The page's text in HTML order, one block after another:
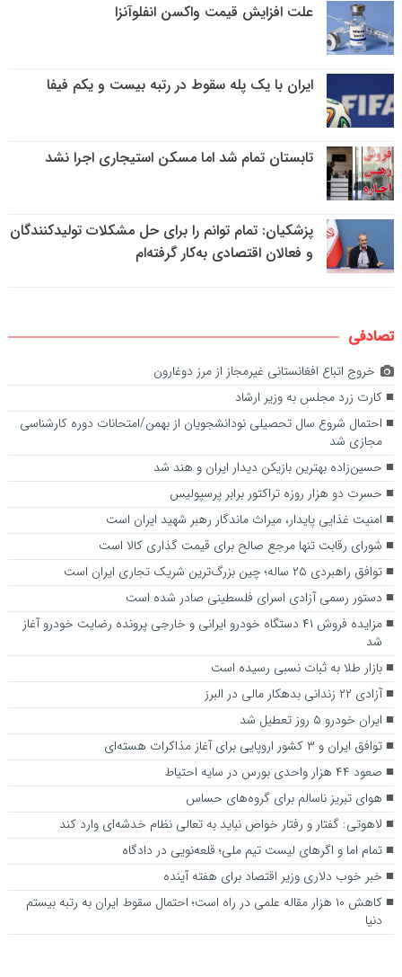
علت افزایش قیمت واکسن انفلوآنزا
ایران با یک پله سقوط در رتبه بیست و یکم فیفا
تابستان تمام شد اما مسکن استیجاری اجرا نشد
پزشکیان: تمام توانم را برای حل مشکلات تولیدکنندگان
و فعالان اقتصادی به‌کار گرفته‌ام
تصادفی
خروج اتباع افغانستانی غیرمجاز از مرز دوغارون
کارت زرد مجلس به وزیر ارشاد
احتمال شروع سال تحصیلی نودانشجویان از بهمن/امتحانات دوره کارشناسی
مجازی شد
حسین‌زاده بهترین بازیکن دیدار ایران و هند شد
حسرت دو هزار روزه تراکتور برابر پرسپولیس
امنیت غذایی پایدار، میراث ماندگار رهبر شهید ایران است
شورای رقابت تنها مرجع صالح برای قیمت گذاری کالا است
توافق راهبردی ۲۵ ساله؛ چین بزرگ‌ترین شریک تجاری ایران است
دستور رسمی آزادی اسرای فلسطینی صادر شده است
مزایده فروش ۴۱ دستگاه خودرو ایرانی و خارجی پرونده رضایت خودرو آغاز
شد
بازار طلا به ثبات نسبی رسیده است
آزادی ۲۲ زندانی بدهکار مالی در البرز
ایران خودرو ۵ روز تعطیل شد
توافق ایران و ۳ کشور اروپایی برای آغاز مذاکرات هسته‌ای
صعود ۴۴ هزار واحدی بورس در سایه احتیاط
هوای تبریز ناسالم برای گروه‌های حساس
لاهوتی: گفتار و رفتار خواص نباید به تعالی نظام خدشه‌ای وارد کند
تمام اما و اگرهای لیست تیم ملی؛ قلعه‌نویی در دادگاه
خبر خوب دلاری وزیر اقتصاد برای هفته آینده
کاهش ۱۰ هزار مقاله علمی در راه است؛ احتمال سقوط ایران به رتبه بیستم
دنیا